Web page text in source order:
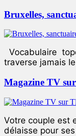
Bruxelles,
Vocabulaire
traverse jamais
Magazine TV
Votre couple est
délaisse pour